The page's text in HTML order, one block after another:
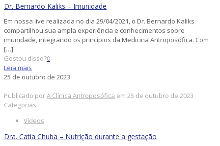
Dr. Bernardo Kaliks – Imunidade
Em nossa live realizada no dia 29/04/2021, o Dr. Bernardo Kaliks
compartilhou sua ampla experiência e conhecimentos sobre
imunidade, integrando os princípios da Medicina Antroposófica. Com
[…]
Gostou disso?0
Leia mais
25 de outubro de 2023
Publicado porA Clínica Antroposófica em 25 de outubro de 2023
Categorias
Vídeos
Dra. Catia Chuba – Nutrição durante a gestação